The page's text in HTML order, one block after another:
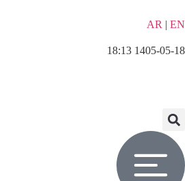
AR | EN
1405-05-18 18:13